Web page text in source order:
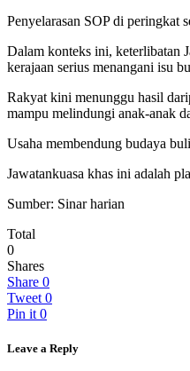
Penyelarasan SOP di peringkat
Dalam konteks ini, keterlibatan
kerajaan serius menangani isu
Rakyat kini menunggu hasil
mampu melindungi anak-anak
Usaha membendung budaya
Jawatankuasa khas ini adalah
Sumber: Sinar harian
Total
0
Shares
Share 0
Tweet 0
Pin it 0
Leave a Reply